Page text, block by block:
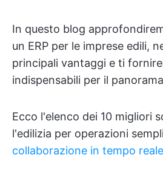
In questo blog
un ERP per le imprese edili,
principali vantaggi e ti
indispensabili per il
Ecco l'elenco dei 10 migliori
l'edilizia per operazioni
collaborazione in tempo reale